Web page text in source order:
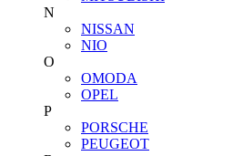
N
NISSAN
NIO
O
OMODA
OPEL
P
PORSCHE
PEUGEOT